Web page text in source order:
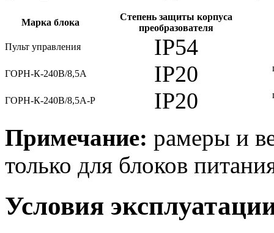
Марка блока
Степень защиты корпуса
преобразователя
Пульт управления
IP54
ГОРН-К-240В/8,5А IP20
ГОРН-К-240В/8,5А-Р IP20
Примечание: рамеры и
только для блоков
Условия